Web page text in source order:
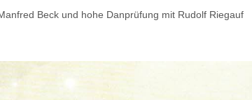
Beck und hohe Danprüfung mit Rudolf Riegauf